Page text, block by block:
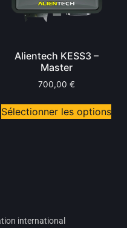
Alientech KESS3 –
Master
700,00 €
Sélectionner les options
international